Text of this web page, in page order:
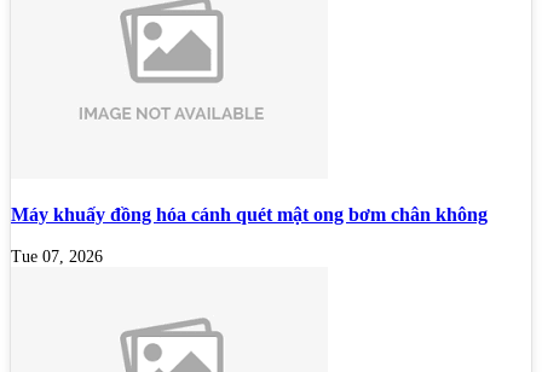
Máy khuấy đồng hóa cánh quét mật ong bơm chân không
Tue 07, 2026